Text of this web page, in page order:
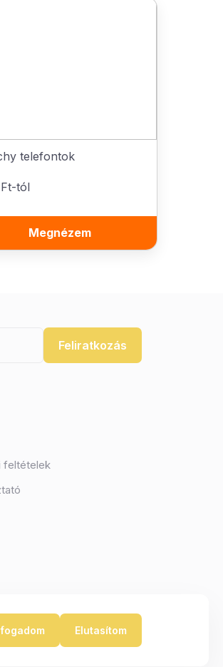
telefontok
tól
Megnézem
Feliratkozás
feltételek
Elutasítom